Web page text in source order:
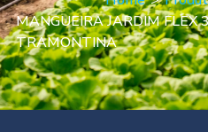
MANGUEIRA JARDIM FLEX
TRAMONTINA